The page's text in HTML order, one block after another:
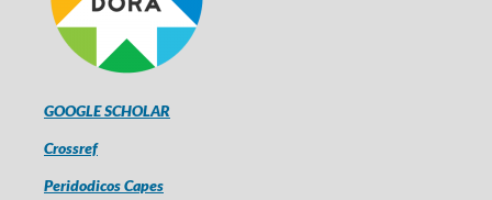
GOOGLE SCHOLAR
Crossref
Peridodicos Capes